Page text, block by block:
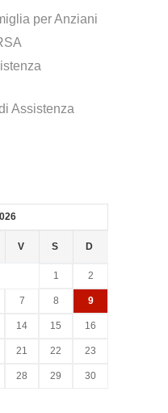
per Anziani
Assistenza
V S D
1 2
7 8 9
14 15 16
21 22 23
28 29 30